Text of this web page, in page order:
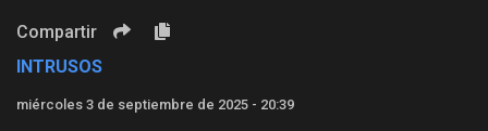
Compartir
INTRUSOS
miércoles 3 de septiembre de 2025 - 20:39